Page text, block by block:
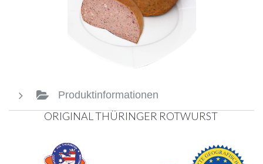
Produktinformationen
ORIGINAL THÜRINGER ROTWURST